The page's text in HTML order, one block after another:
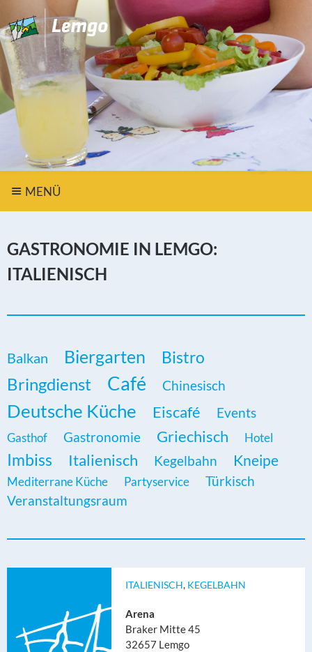
MENÜ
GASTRONOMIE IN LEMGO:
ITALIENISCH
Balkan Biergarten
Bistro
Bringdienst
Café Chinesisch
Deutsche Küche Eiscafé Events
Gasthof Gastronomie Griechisch Hotel
Imbiss Italienisch Kegelbahn Kneipe
Mediterrane Küche Partyservice
Türkisch
Veranstaltungsraum
ITALIENISCH, KEGELBAHN
Arena
Braker Mitte 45
32657 Lemgo